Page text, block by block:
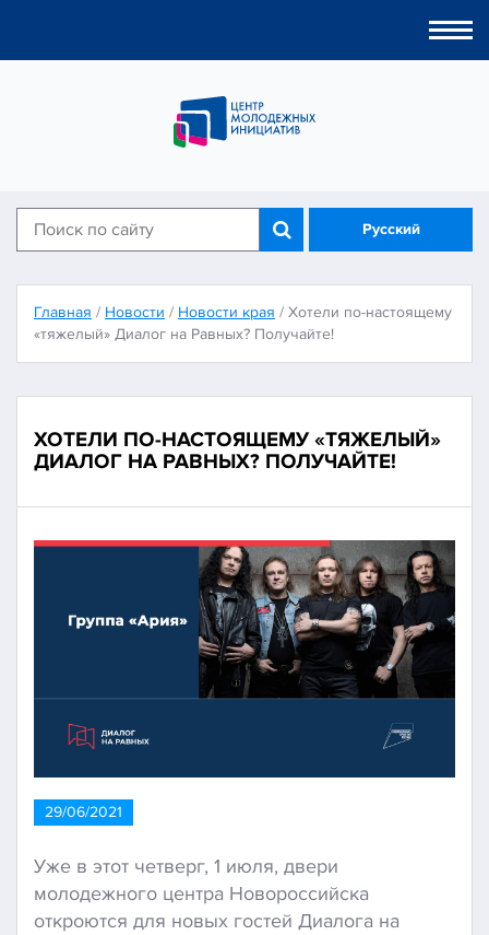
Русский
Главная / Новости / Новости края / Хотели по-настоящему
«тяжелый» Диалог на Равных? Получайте!
ХОТЕЛИ ПО-НАСТОЯЩЕМУ «ТЯЖЕЛЫЙ»
ДИАЛОГ НА РАВНЫХ? ПОЛУЧАЙТЕ!
29/06/2021
Уже в этот четверг, 1 июля, двери
молодежного центра Новороссийска
откроются для новых гостей Диалога на